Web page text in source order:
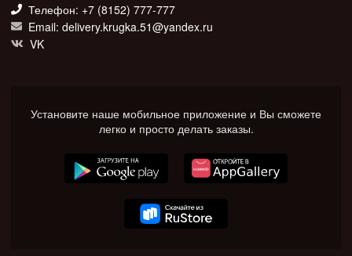
Телефон: +7 (8152) 777-777
Email: delivery.krugka.51@yandex.ru
VK
Установите наше мобильное приложение и Вы сможете
легко и просто делать заказы.